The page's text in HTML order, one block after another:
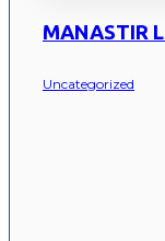
MANASTIR
Uncategorized